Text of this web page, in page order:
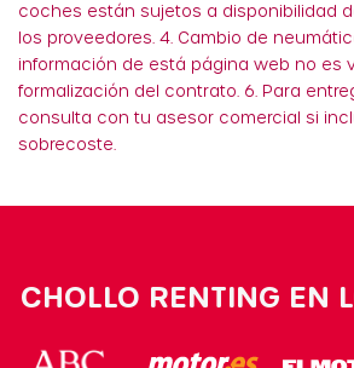
coches están sujetos a disponibilidad
los proveedores. 4. Cambio de
información de está página web no es
formalización del contrato. 6. Para
consulta con tu asesor comercial si
sobrecoste.
CHOLLO RENTING EN